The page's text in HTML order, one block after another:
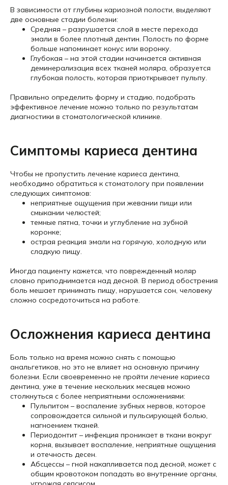
В зависимости от глубины кариозной полости, выделяют
две основные стадии болезни:
Средняя – разрушается слой в месте перехода
эмали в более плотный дентин. Полость по форме
больше напоминает конус или воронку.
Глубокая – на этой стадии начинается активная
деминерализация всех тканей моляра, образуется
глубокая полость, которая приоткрывает пульпу.
Правильно определить форму и стадию, подобрать
эффективное лечение можно только по результатам
диагностики в стоматологической клинике.
Симптомы кариеса дентина
Чтобы не пропустить лечение кариеса дентина,
необходимо обратиться к стоматологу при появлении
следующих симптомов:
неприятные ощущения при жевании пищи или
смыкании челюстей;
темные пятна, точки и углубление на зубной
коронке;
острая реакция эмали на горячую, холодную или
сладкую пищу.
Иногда пациенту кажется, что поврежденный моляр
словно приподнимается над десной. В период обострения
боль мешает принимать пищу, нарушается сон, человеку
сложно сосредоточиться на работе.
Осложнения кариеса дентина
Боль только на время можно снять с помощью
анальгетиков, но это не влияет на основную причину
болезни. Если своевременно не пройти лечение кариеса
дентина, уже в течение нескольких месяцев можно
столкнуться с более неприятными осложнениями:
Пульпитом – воспаление зубных нервов, которое
сопровождается сильной и пульсирующей болью,
нагноением тканей.
Периодонтит – инфекция проникает в ткани вокруг
корня, вызывает воспаление, неприятные ощущения
и отечность десен.
Абсцессы – гной накапливается под десной, может с
общим кровотоком попадать во внутренние органы,